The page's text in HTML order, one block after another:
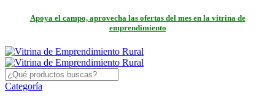
Apoya el campo, aprovecha las ofertas del mes en la vitrina de
emprendimiento
Categoría